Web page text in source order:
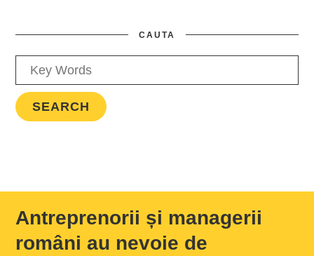
CAUTA
Antreprenorii și managerii
români au nevoie de